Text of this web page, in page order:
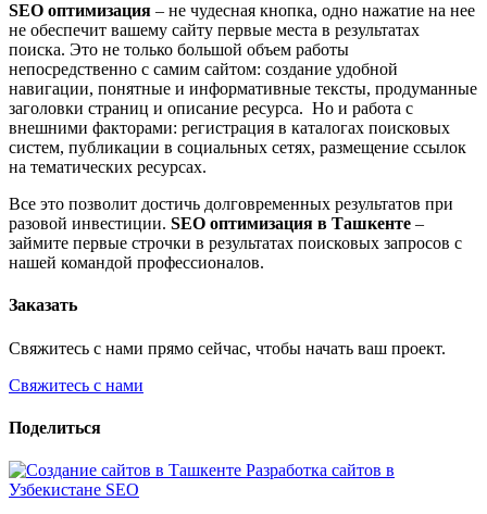
SEO оптимизация – не чудесная кнопка, одно нажатие на нее
не обеспечит вашему сайту первые места в результатах
поиска. Это не только большой объем работы
непосредственно с самим сайтом: создание удобной
навигации, понятные и информативные тексты, продуманные
заголовки страниц и описание ресурса. Но и работа с
внешними факторами: регистрация в каталогах поисковых
систем, публикации в социальных сетях, размещение ссылок
на тематических ресурсах.
Все это позволит достичь долговременных результатов при
разовой инвестиции. SEO оптимизация в Ташкенте –
займите первые строчки в результатах поисковых запросов с
нашей командой профессионалов.
Заказать
Свяжитесь с нами прямо сейчас, чтобы начать ваш проект.
Свяжитесь с нами
Поделиться